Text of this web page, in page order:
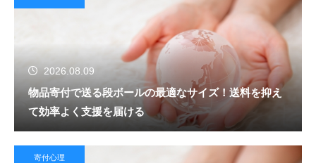
2026.08.09
物品寄付で送る段ボールの最適なサイズ！送料を抑え
て効率よく支援を届ける
寄付心理